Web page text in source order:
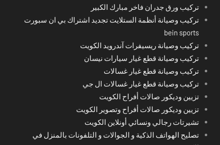
تركيب ورق جدران فاخر مبارك الكبير
تركيب وصيانة أنظمة الستلايت تجديد اشتراك بي ان سبورت
bein sports
تركيب وصيانة ريسيفرات آندرويد الكويت
تركيب وصيانة قطع غيار سيارات نيسان
تركيب وصيانة قطع غيار غسالات
تركيب وصيانة قطع غيار غسالات ال جي
تزيين وديكور صالات أفراح الكويت
تزيين وديكور صالات أفراح وتصوير الكويت
تشيرتات رجالي ونسائي أونلاين الكويت
تصليح الهواتف الذكية و الجوالات و التلفونات بالمنزل في